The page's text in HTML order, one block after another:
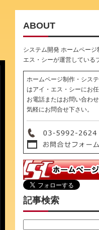
ABOUT
システム開発 ホームページ
エス・シーが運営している
ホームページ制作・シス
はアイ・エス・シーにお
お電話またはお問い合わ
気軽にお問合せ下さい。
記事検索